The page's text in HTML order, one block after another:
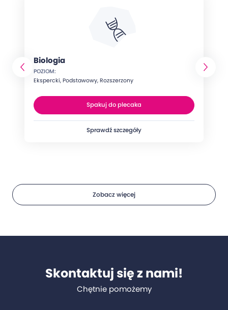
Biologia
POZIOM:
Ekspercki, Podstawowy, Rozszerzony
Spakuj do plecaka
Sprawdź szczegóły
Zobacz więcej
Skontaktuj się z nami!
Chętnie pomożemy